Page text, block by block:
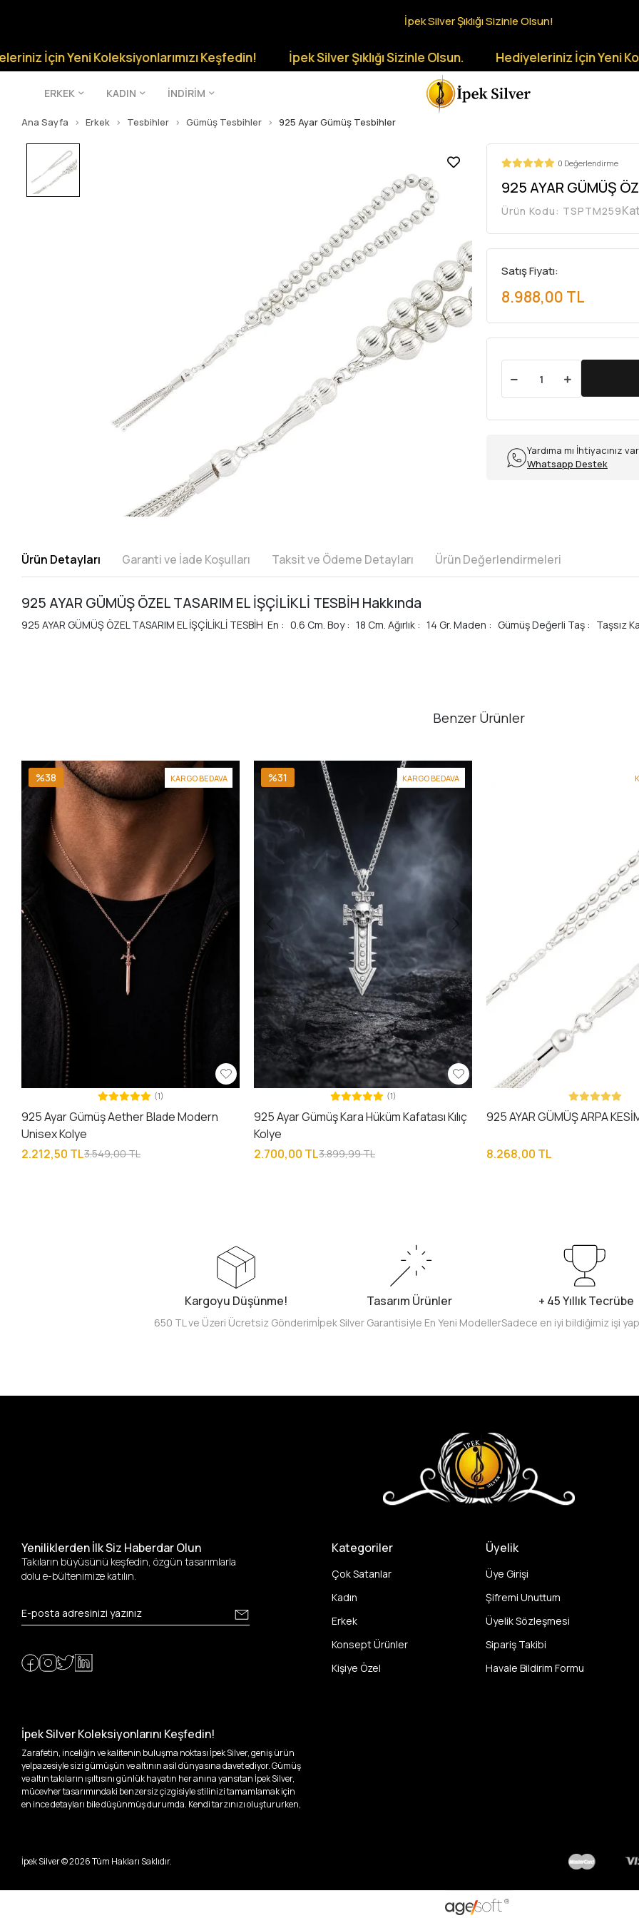
İpek Silver Şıklığı Sizinle Olsun!
Yeni Koleksiyonlarımızı Keşfedin! İpek Silver Şıklığı Sizinle Olsun. Hediyeleriniz İçin Yeni
ERKEK KADIN İNDİRİM
Ana Sayfa Erkek Tesbihler Gümüş Tesbihler 925 Ayar Gümüş Tesbihler
0 Değerlendirme
925 AYAR GÜMÜŞ
Ürün Kodu: TSPTM259
Satış Fiyatı:
8.988,00 TL
Yardıma mı İhtiyacınız
Whatsapp Destek
Ürün Detayları Garanti ve İade Koşulları Taksit ve Ödeme Detayları Ürün Değerlendirmeleri
925 AYAR GÜMÜŞ ÖZEL TASARIM EL İŞÇİLİKLİ TESBİH Hakkında
925 AYAR GÜMÜŞ ÖZEL TASARIM EL İŞÇİLİKLİ TESBİH En : 0.6 Cm. Boy : 18 Cm. Ağırlık : 14 Gr. Maden : Gümüş Değerli Taş :
Benzer Ürünler
KARGO BEDAVA
%38
(1)
925 Ayar Gümüş Aether Blade Modern
Unisex Kolye
2.212,50 TL3.549,00 TL
KARGO BEDAVA
%31
(1)
925 Ayar Gümüş Kara Hüküm Kafatası Kılıç
Kolye
2.700,00 TL3.899,99 TL
925 AYAR GÜMÜŞ ARPA
8.268,00 TL
Kargoyu Düşünme!
650 TL ve Üzeri Ücretsiz Gönderim
Tasarım Ürünler
İpek Silver Garantisiyle En Yeni Modeller
+ 45 Yıllık Tecrübe
Sadece en iyi bildiğimiz işi
Yeniliklerden İlk Siz Haberdar Olun
Takıların büyüsünü keşfedin, özgün tasarımlarla
dolu e-bültenimize katılın.
Kategoriler
Çok Satanlar
Kadın
Erkek
Konsept Ürünler
Kişiye Özel
Üyelik
Üye Girişi
Şifremi Unuttum
Üyelik Sözleşmesi
Sipariş Takibi
Havale Bildirim Formu
İpek Silver Koleksiyonlarını Keşfedin!
Zarafetin, inceliğin ve kalitenin buluşma noktası İpek Silver, geniş ürün
yelpazesiyle sizi gümüşün ve altının asil dünyasına davet ediyor. Gümüş
ve altın takıların ışıltısını günlük hayatın her anına yansıtan İpek Silver,
mücevher tasarımındaki benzersiz çizgisiyle stilinizi tamamlamak için
en ince detayları bile düşünmüş durumda. Kendi tarzınızı oluştururken,
İpek Silver’da her bir parça, sizin benzersiz hikayenizi anlatıyor. İster
kendinizi ifade etmek için özel bir parça arayışında olun, ister
ölümsüzleştirecek anlara uygun seçeneklerimizle yanınızdayız.
İpek Silver ©2026Tüm Hakları Saklıdır.